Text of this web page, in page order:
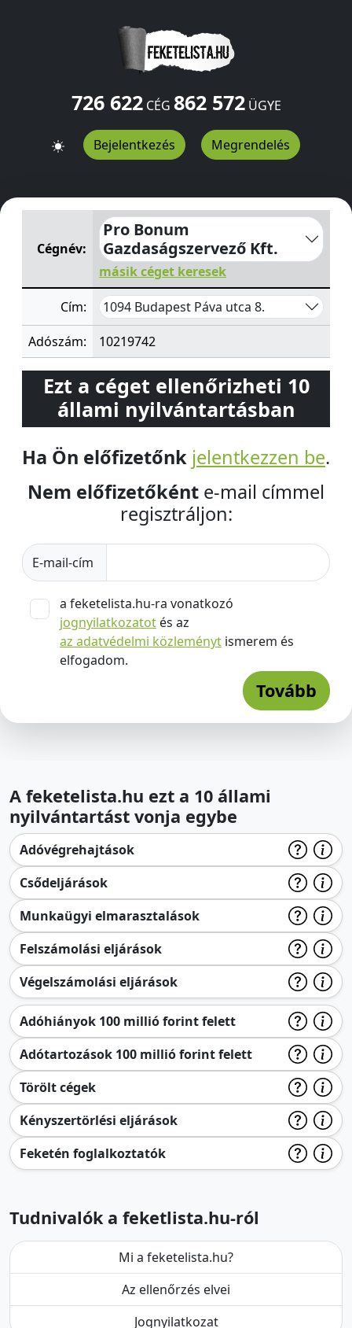
726 622CÉG 862 572ÜGYE
Bejelentkezés Megrendelés
Pro Bonum Gazdaságszervező Kft.Páva utca 8.
Cégnév:
Pro Bonum
Gazdaságszervező Kft.
másik céget keresek
Cím: 1094 Budapest Páva utca 8.
Adószám: 10219742
Ezt a céget ellenőrizheti 10
állami nyilvántartásban
Ha Ön előfizetőnk jelentkezzen be.
Nem előfizetőként e-mail címmel
regisztráljon:
E-mail-cím
a feketelista.hu-ra vonatkozó
jognyilatkozatot és az
az adatvédelmi közleményt ismerem és
elfogadom.
Tovább
A feketelista.hu ezt a 10 állami
nyilvántartást vonja egybe
Adóvégrehajtások
Csődeljárások
Munkaügyi elmarasztalások
Felszámolási eljárások
Végelszámolási eljárások
Adóhiányok 100 millió forint felett
Adótartozások 100 millió forint felett
Törölt cégek
Kényszertörlési eljárások
Feketén foglalkoztatók
Tudnivalók a feketlista.hu-ról
Mi a feketelista.hu?
Az ellenőrzés elvei
Jognyilatkozat